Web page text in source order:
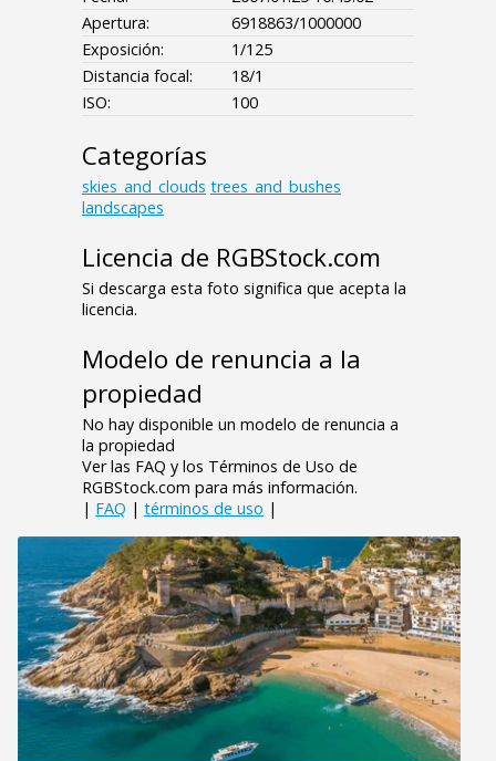
Apertura:
6918863/1000000
Exposición:
1/125
Distancia focal:
18/1
ISO:
100
Categorías
skies_and_clouds trees_and_bushes
landscapes
Licencia de RGBStock.com
Si descarga esta foto significa que acepta la
licencia.
Modelo de renuncia a la
propiedad
No hay disponible un modelo de renuncia a
la propiedad
Ver las FAQ y los Términos de Uso de
RGBStock.com para más información.
| FAQ | términos de uso |